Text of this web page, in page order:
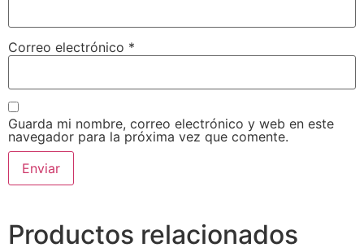
Correo electrónico *
Guarda mi nombre, correo electrónico y web en este
navegador para la próxima vez que comente.
Productos relacionados